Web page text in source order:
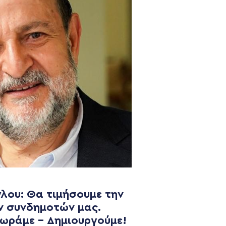
Θα τιμήσουμε την
συνδημοτών μας.
– Δημιουργούμε!